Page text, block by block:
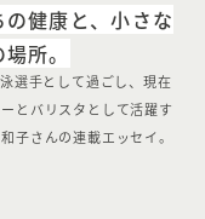
健康と、小さな
所。
選手として過ごし、現在
とバリスタとして活躍す
子さんの連載エッセイ。